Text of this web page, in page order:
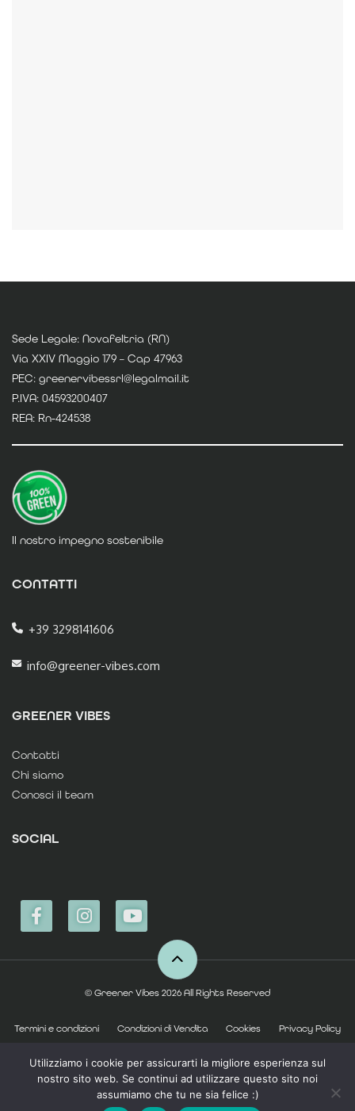
Sede Legale: Novafeltria (RN)
Via XXIV Maggio 179 – Cap 47963
PEC: greenervibessrl@legalmail.it
P.IVA: 04593200407
REA: Rn-424538
Il nostro impegno sostenibile
CONTATTI
+39 3298141606
info@greener-vibes.com
GREENER VIBES
Contatti
Chi siamo
Conosci il team
SOCIAL
© Greener Vibes 2026 All Rights Reserved
Termini e condizioni Condizioni di Vendita Cookies
Privacy Policy
Utilizziamo i cookie per assicurarti la migliore esperienza sul
nostro sito web. Se continui ad utilizzare questo sito noi
assumiamo che tu ne sia felice :)